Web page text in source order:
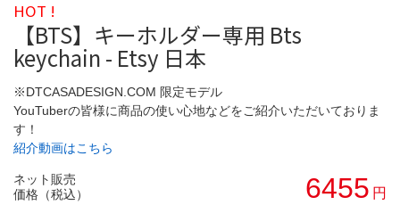
HOT !
【BTS】キーホルダー専用 Bts
keychain - Etsy 日本
※DTCASADESIGN.COM 限定モデル
YouTuberの皆様に商品の使い心地などをご紹介いただいておりま
す！
紹介動画はこちら
ネット販売
価格（税込）
6455 円